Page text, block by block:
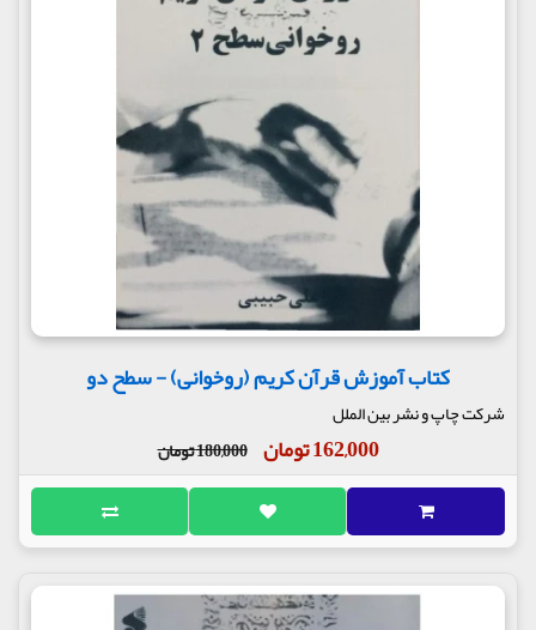
کتاب آموزش قرآن کریم (روخوانی) - سطح دو
شرکت چاپ و نشر بین الملل
162,000 تومان 180,000 تومان